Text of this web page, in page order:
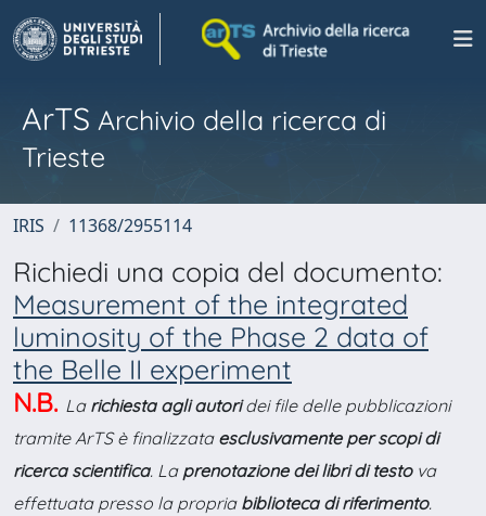
ArTS Archivio della ricerca di
Trieste
IRIS 11368/2955114
Richiedi una copia del documento:
Measurement of the integrated
luminosity of the Phase 2 data of
the Belle II experiment
N.B. La richiesta agli autoridei file delle pubblicazioni
tramite ArTS è finalizzata esclusivamente per scopi di
ricerca scientifica. La prenotazione dei libri di testova
effettuata presso la propria biblioteca di riferimento.